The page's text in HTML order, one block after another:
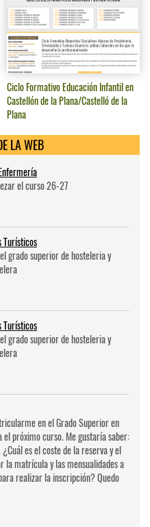
Ciclo Formativo Educación Infantil en
Castellón de la Plana/Castelló de la
Plana
LA WEB
el curso 26-27
Turísticos
grado superior de hosteleri­a y
Turísticos
grado superior de hosteleri­a y
en el Grado Superior en
próximo curso. Me gustaría saber:
es el coste de la reserva y el
la matrícula y las mensualidades a
realizar la inscripción? Quedo